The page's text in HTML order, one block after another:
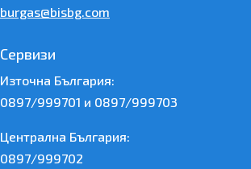
burgas@bisbg.com
Сервизи
Източна България:
0897/999701 и 0897/999703
Централна България:
0897/999702